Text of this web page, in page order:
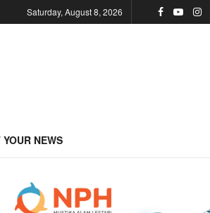
Saturday, August 8, 2026
YOUR NEWS